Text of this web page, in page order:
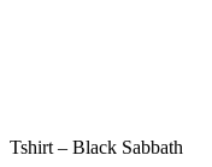
Tshirt – Black Sabbath